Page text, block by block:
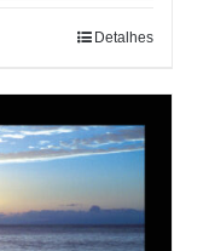
Detalhes